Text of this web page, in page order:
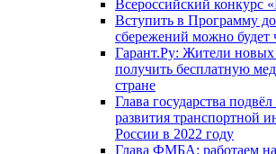
Всероссийский конкурс
Вступить в Программу
сбережений можно будет
Гарант.Ру: Жители новых
получить бесплатную
стране
Глава государства
развития транспортной
России в 2022 году
Глава ФМБА: работаем